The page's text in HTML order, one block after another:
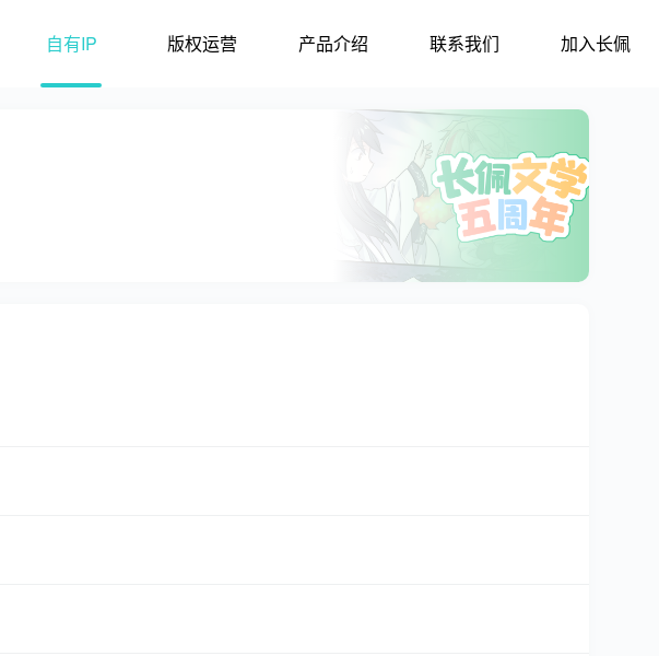
自有IP 版权运营 产品介绍 联系我们 加入长佩